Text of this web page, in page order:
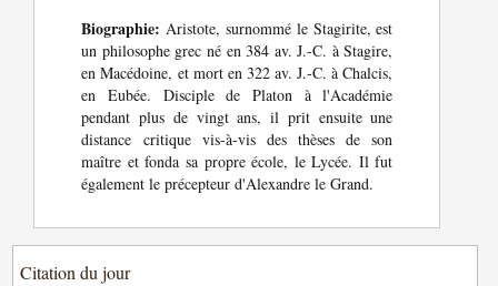
Biographie: Aristote, surnommé le Stagirite, est
un philosophe grec né en 384 av. J.-C. à Stagire,
en Macédoine, et mort en 322 av. J.-C. à Chalcis,
en Eubée. Disciple de Platon à l'Académie
pendant plus de vingt ans, il prit ensuite une
distance critique vis-à-vis des thèses de son
maître et fonda sa propre école, le Lycée. Il fut
également le précepteur d'Alexandre le Grand.
Citation du jour